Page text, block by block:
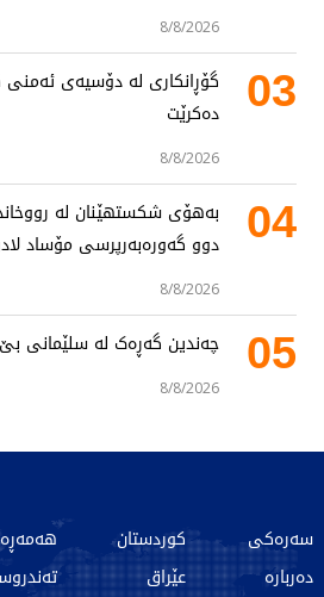
8/8/2026
03
گۆڕانکاری لە دۆسیەی
دەکرێت
8/8/2026
04
بەهۆی شکستهێنان لە
دوو گەورەبەرپرسی مۆساد
8/8/2026
05 چەندین گەڕەک لە سلێمانی
8/8/2026
سەرەکی
دەربارە
کوردستان
عێراق